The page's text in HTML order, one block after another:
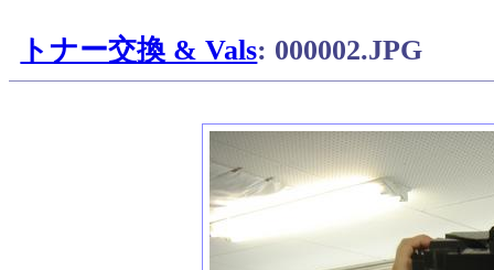
トナー交換 & Vals: 000002.JPG